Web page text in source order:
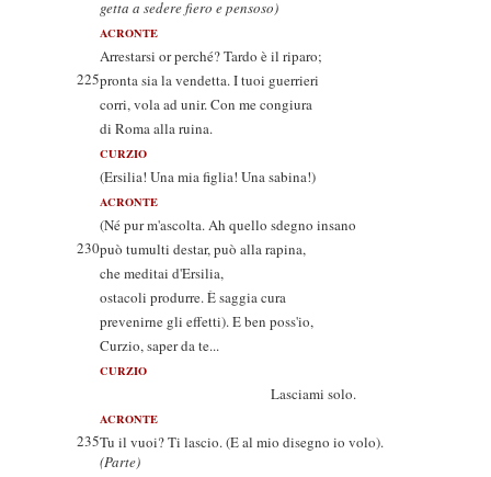
getta a sedere fiero e pensoso)
ACRONTE
Arrestarsi or perché? Tardo è il riparo;
225pronta sia la vendetta. I tuoi guerrieri
corri, vola ad unir. Con me congiura
di Roma alla ruina.
CURZIO
(Ersilia! Una mia figlia! Una sabina!)
ACRONTE
(Né pur m'ascolta. Ah quello sdegno insano
230può tumulti destar, può alla rapina,
che meditai d'Ersilia,
ostacoli produrre. È saggia cura
prevenirne gli effetti). E ben poss'io,
Curzio, saper da te...
CURZIO
Lasciami solo.
ACRONTE
235Tu il vuoi? Ti lascio. (E al mio disegno io volo).
(Parte)